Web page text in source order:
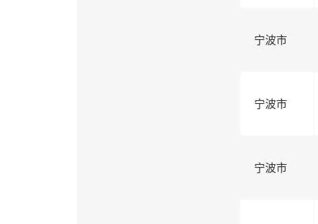
宁波市
宁波市
宁波市